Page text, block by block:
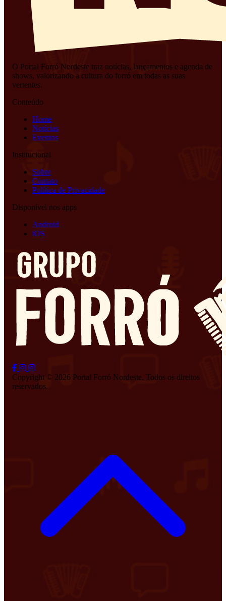
O Portal Forró Nordeste traz notícias, lançamentos e agenda de
shows, valorizando a cultura do forró em todas as suas
vertentes.
Conteúdo
Home
Notícias
Eventos
Institucional
Sobre
Contato
Política de Privacidade
Disponível nos apps
Android
iOS
Copyright © 2026 Portal Forró Nordeste. Todos os direitos
reservados.